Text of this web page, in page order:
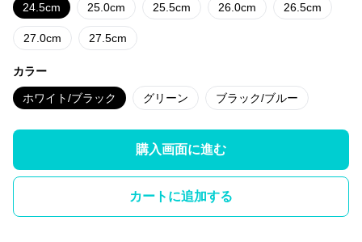
24.5cm 25.0cm 25.5cm 26.0cm 26.5cm
27.0cm 27.5cm
カラー
ホワイト/ブラック グリーン ブラック/ブルー
購入画面に進む
カートに追加する